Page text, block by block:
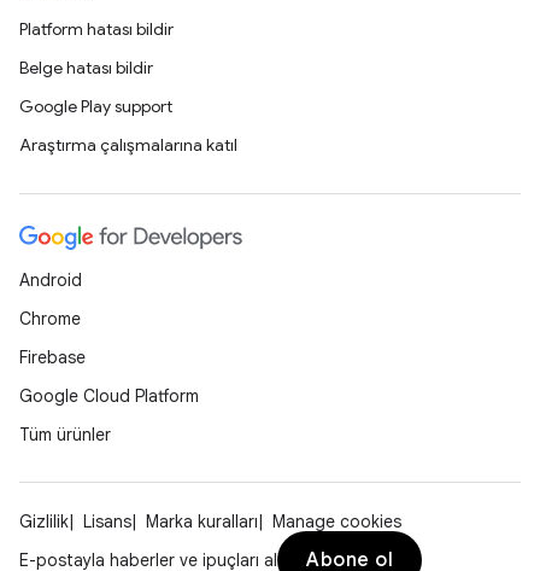
Platform hatası bildir
Belge hatası bildir
Google Play support
Araştırma çalışmalarına katıl
Android
Chrome
Firebase
Google Cloud Platform
Tüm ürünler
Gizlilik Lisans Marka kuralları
Manage cookies
E-postayla haberler ve ipuçları al
Abone ol